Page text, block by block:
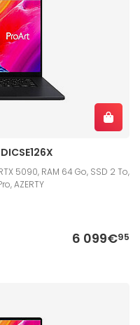
5090, RAM 64 Go, SSD 2 To,
AZERTY
6 099€95